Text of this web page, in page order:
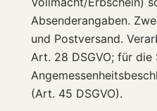
Absenderangaben.
und Postversand.
Art. 28 DSGVO; für
(Art. 45 DSGVO).